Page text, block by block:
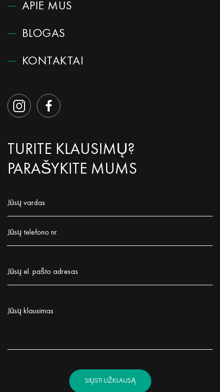
APIE MUS
BLOGAS
KONTAKTAI
TURITE KLAUSIMŲ?
PARAŠYKITE MUMS
Jūsų vardas
Jūsų telefono nr.
Jūsų el. pašto adresas
Jūsų klausimas
SIŲSTI UŽKLAUSĄ